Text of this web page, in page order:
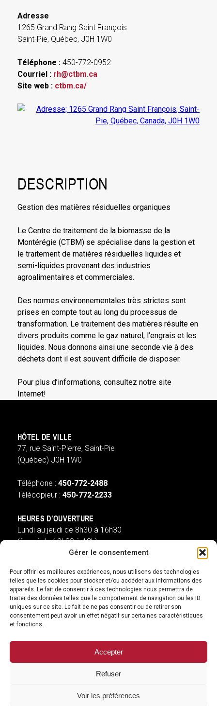
Gérer le consentement
Pour offrir les meilleures expériences, nous utilisons des technologies
telles que les cookies pour stocker et/ou accéder aux informations des
appareils. Le fait de consentir à ces technologies nous permettra de
traiter des données telles que le comportement de navigation ou les ID
uniques sur ce site. Le fait de ne pas consentir ou de retirer son
consentement peut avoir un effet négatif sur certaines caractéristiques
et fonctions.
Accepter
Refuser
Voir les préférences
Adresse
1265 Grand Rang Saint François
Saint-Pie, Québec, J0H 1W0
Téléphone : 450-772-0952
Courriel : rh@ctbm.ca
Site web : ctbm.ca/
DESCRIPTION
Gestion des matières résiduelles organiques
Le Centre de traitement de la biomasse de la
Montérégie (CTBM) se spécialise dans la gestion et
le traitement de matières résiduelles liquides et
semi-liquides provenant des industries
agroalimentaires et commerciales.
Des normes environnementales très strictes sont
prises en compte tout au long du processus de
transformation. Le traitement des matières résulte en
divers produits comme le gaz naturel, l’engrais et les
liquides. Nous donnons ainsi une seconde vie à des
déchets dont il est souvent difficile de disposer.
Pour plus d’informations, consultez notre site
Internet!
HÔTEL DE VILLE
77, rue Saint-Pierre, Saint-Pie
(Québec) J0H 1W0
Téléphone : 450-772-2488
Télécopieur : 450-772-2233
HEURES D’OUVERTURE
Lundi au jeudi de 8h30 à 16h30
(fermé de 12h30 à 13h)
Vendredi de 8h à 13h
st-pie@villest-pie.ca
SUIVEZ-NOUS
facebook googleplus
© 2026 Ville de Saint-Pie